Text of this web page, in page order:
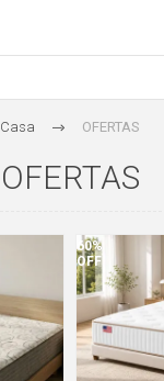
Casa OFERTAS
OFERTAS
60%
OFF